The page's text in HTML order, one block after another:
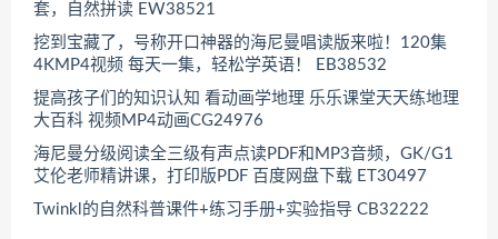
套，自然拼读 EW38521
挖到宝藏了，号称开口神器的海尼曼唱读版来啦！120集
4KMP4视频 每天一集，轻松学英语！ EB38532
提高孩子们的知识认知 看动画学地理 乐乐课堂天天练地理
大百科 视频MP4动画CG24976
海尼曼分级阅读全三级有声点读PDF和MP3音频，GK/G1
艾伦老师精讲课，打印版PDF 百度网盘下载 ET30497
Twinkl的自然科普课件+练习手册+实验指导 CB32222